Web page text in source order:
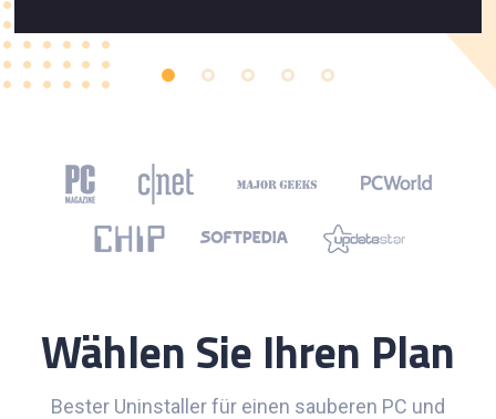
Wählen Sie Ihren Plan
Bester Uninstaller für einen sauberen PC und